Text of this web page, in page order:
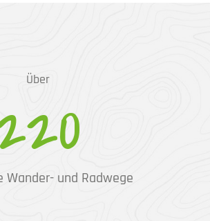
Über
Wander- und Radwege